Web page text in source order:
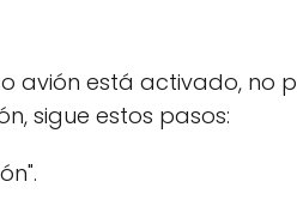
avión está activado, no
sigue estos pasos: